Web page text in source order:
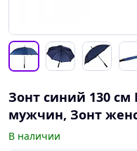
Зонт синий 130
мужчин, Зонт
В наличии